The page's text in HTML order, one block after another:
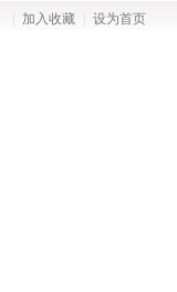
加入收藏 设为首页